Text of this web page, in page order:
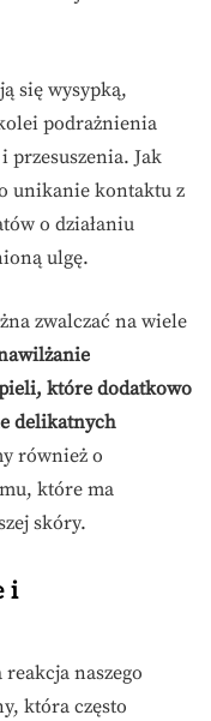
się wysypką,
podrażnienia
przesuszenia. Jak
unikanie kontaktu z
o działaniu
ulgę.
zwalczać na wiele
które dodatkowo
delikatnych
również o
które ma
skóry.
i
naszego
która często